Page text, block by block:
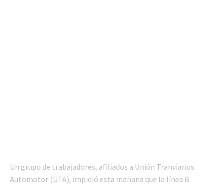
Un grupo de trabajadores, afiliados a Unión Tranvíarios
Automotor (UTA), impidió esta mañana que la línea B